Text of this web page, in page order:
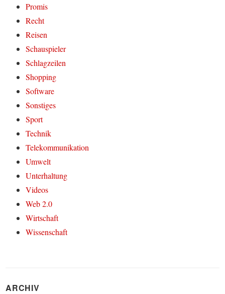
Promis
Recht
Reisen
Schauspieler
Schlagzeilen
Shopping
Software
Sonstiges
Sport
Technik
Telekommunikation
Umwelt
Unterhaltung
Videos
Web 2.0
Wirtschaft
Wissenschaft
ARCHIV